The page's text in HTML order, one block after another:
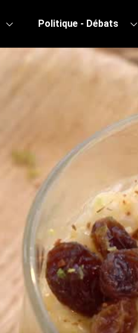
Politique - Débats